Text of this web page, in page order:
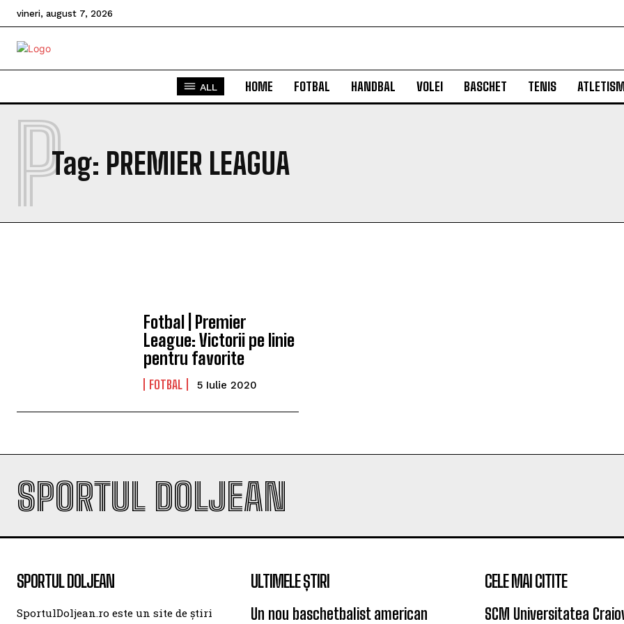
vineri, august 7, 2026
ALL HOME FOTBAL HANDBAL VOLEI BASCHET TENIS
Tag: PREMIER LEAGUA
P
Fotbal | Premier
League: Victorii pe linie
pentru favorite
FOTBAL 5 Iulie 2020
SPORTUL DOLJEAN
SPORTUL DOLJEAN
SportulDoljean.ro este un site de știri
ULTIMELE ȘTIRI
Un nou baschetbalist american
CELE MAI CITITE
SCM Universitatea